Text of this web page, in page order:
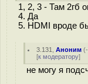
1, 2, 3 - Там 2гб
4. Да
5. HDMI вроде
3.131 ,Аноним (-
[к модератору]
не могу я